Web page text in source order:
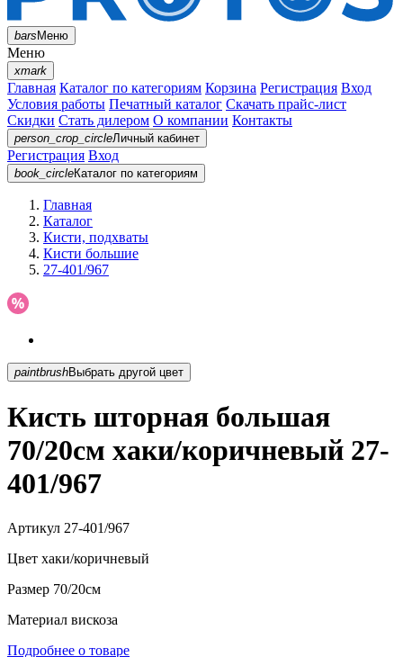
barsМеню
Меню
xmark
Главная Каталог по категориям Корзина Регистрация Вход
Условия работы Печатный каталог Скачать прайс-лист
Скидки Стать дилером О компании Контакты
person_crop_circleЛичный кабинет
Регистрация Вход
book_circleКаталог по категориям
Главная
Каталог
Кисти, подхваты
Кисти большие
27-401/967
paintbrush Выбрать другой цвет
Кисть шторная большая
70/20см хаки/коричневый 27-
401/967
Артикул 27-401/967
Цвет хаки/коричневый
Размер 70/20см
Материал вискоза
Подробнее о товаре